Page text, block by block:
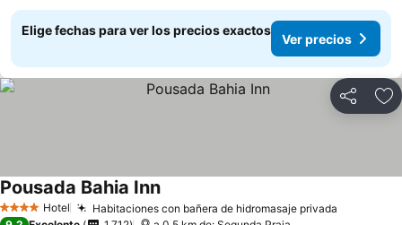
Elige fechas para ver los precios exactos
Ver precios
Compartir
4 EstrellasHotel Habitaciones con bañera de hidromasaje privada
Pousada Bahia Inn